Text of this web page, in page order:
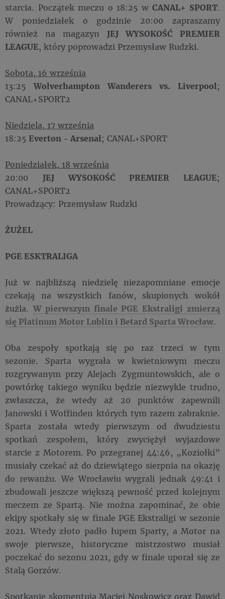
starcia. Początek meczu o 18:25 wCANAL+ SPORT.
W poniedziałek o godzinie 20:00 zapraszamy
również na magazyn JEJ WYSOKOŚĆ PREMIER
LEAGUE, który poprowadzi Przemysław Rudzki.
Sobota, 16 września
13:25Wolverhampton Wanderers vs. Liverpool;
CANAL+SPORT2
Niedziela, 17 września
18:25 Everton - Arsenal; CANAL+SPORT
Poniedziałek, 18 września
20:00 JEJ WYSOKOŚĆ PREMIER LEAGUE;
CANAL+SPORT2
Prowadzący: Przemysław Rudzki
ŻUŻEL
PGE ESKTRALIGA
Już w najbliższą niedzielę niezapomniane emocje
czekają na wszystkich fanów, skupionych wokół
żużla. W pierwszym finale PGE Ekstraligi zmierzą
się Platinum Motor Lublin i Betard Sparta Wrocław.
Oba zespoły spotkają się po raz trzeci w tym
sezonie. Sparta wygrała w kwietniowym meczu
rozgrywanym przy Alejach Zygmuntowskich, ale o
powtórkę takiego wyniku będzie niezwykle trudno,
zwłaszcza, że wtedy aż 20 punktów zapewnili
Janowski i Woffinden których tym razem zabraknie.
Sparta została wtedy pierwszym od dwudziestu
spotkań zespołem, który zwyciężył wyjazdowe
starcie z Motorem. Po przegranej 44:46, „Koziołki”
musiały czekać aż do dziewiątego sierpnia na okazję
do rewanżu. We Wrocławiu wygrali jednak 49:41 i
zbudowali jeszcze większą pewność przed kolejnym
meczem ze Spartą. Nie można zapominać, że obie
ekipy spotkały się w finale PGE Ekstraligi w sezonie
2021. Wtedy złoto padło łupem Sparty, a Motor na
swoje pierwsze, historyczne mistrzostwo musiał
poczekać do sezonu 2021, gdy w finale uporał się ze
Stalą Gorzów.
Spotkanie skomentują Maciej Noskowicz oraz Dawid